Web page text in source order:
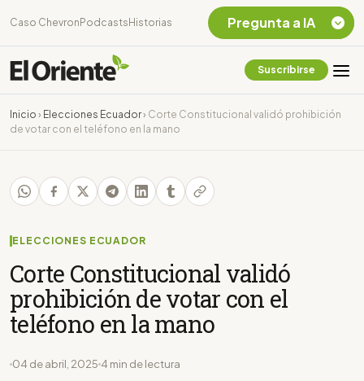
Caso Chevron Podcasts Historias
Suscribirse
Inicio › Elecciones Ecuador› Corte Constitucional validó prohibición
de votar con el teléfono en la mano
ELECCIONES ECUADOR
Corte Constitucional validó
prohibición de votar con el
teléfono en la mano
04 de abril, 2025 4 min de lectura
Pregunta a IA
Chevron Ecuador